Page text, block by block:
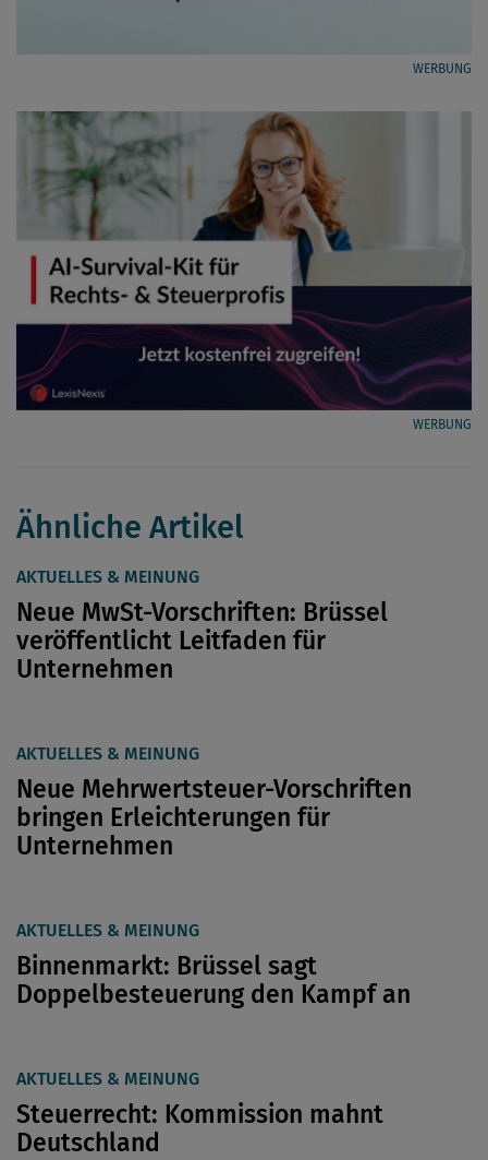
WERBUNG
WERBUNG
Ähnliche Artikel
AKTUELLES & MEINUNG
Neue MwSt-Vorschriften: Brüssel
veröffentlicht Leitfaden für
Unternehmen
AKTUELLES & MEINUNG
Neue Mehrwertsteuer-Vorschriften
bringen Erleichterungen für
Unternehmen
AKTUELLES & MEINUNG
Binnenmarkt: Brüssel sagt
Doppelbesteuerung den Kampf an
AKTUELLES & MEINUNG
Steuerrecht: Kommission mahnt
Deutschland